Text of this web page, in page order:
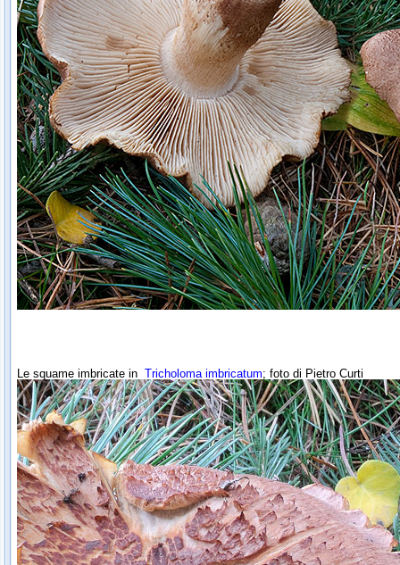
Le squame imbricate in Tricholoma imbricatum; foto di Pietro Curti